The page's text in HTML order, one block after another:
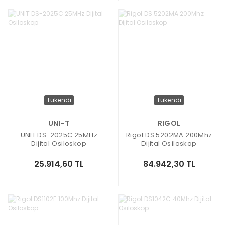
Tükendi
UNI-T
UNIT DS-2025C 25MHz
Dijital Osiloskop
25.914,60 TL
Tükendi
RIGOL
Rigol DS 5202MA 200Mhz
Dijital Osiloskop
84.942,30 TL